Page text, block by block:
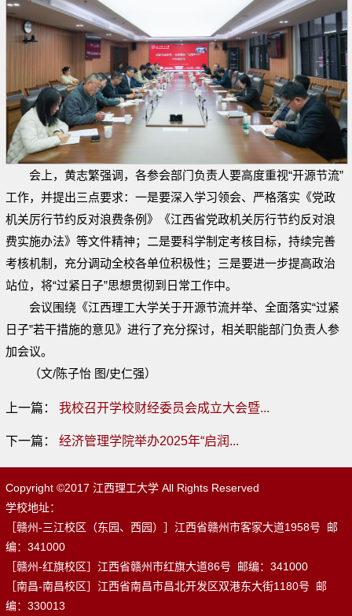
会上，黄志繁强调，各参会部门负责人要高度重视“开源节流”
工作，并提出三点要求：一是要深入学习领会、严格落实《党政
机关厉行节约反对浪费条例》《江西省党政机关厉行节约反对浪
费实施办法》等文件精神；二是要科学制定考核目标，持续完善
考核机制，充分调动全校各单位积极性；三是要进一步提高政治
站位，将“过紧日子”思想贯彻到日常工作中。
会议围绕《江西理工大学关于开源节流并举、全面落实“过紧
日子”若干措施的意见》进行了充分探讨，相关职能部门负责人参
加会议。
（文/陈子怡 图/史仁强）
上一篇： 我校召开学校财经委员会成立大会暨...
下一篇： 经济管理学院举办2025年“启润...
Copyright ©2017 江西理工大学 All Rights Reserved
学校地址：
［赣州-三江校区（东园、西园）］江西省赣州市客家大道1958号 邮
编：341000
［赣州-红旗校区］江西省赣州市红旗大道86号 邮编：341000
［南昌-南昌校区］江西省南昌市昌北开发区双港东大街1180号 邮
编：330013